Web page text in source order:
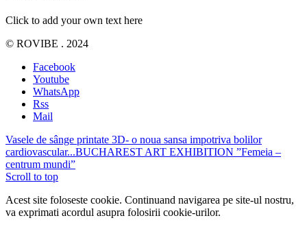
Click to add your own text here
© ROVIBE . 2024
Facebook
Youtube
WhatsApp
Rss
Mail
Vasele de sânge printate 3D- o noua sansa impotriva bolilor
cardiovascular...BUCHAREST ART EXHIBITION ”Femeia –
centrum mundi”
Scroll to top
Acest site foloseste cookie. Continuand navigarea pe site-ul nostru,
va exprimati acordul asupra folosirii cookie-urilor.